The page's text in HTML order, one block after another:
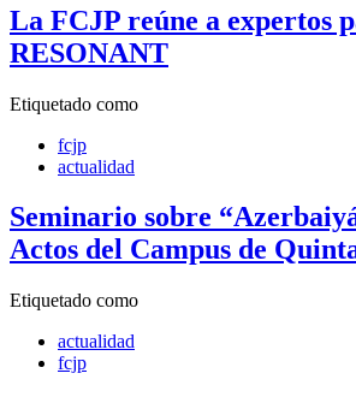
La FCJP reúne a expertos
RESONANT
Etiquetado como
fcjp
actualidad
Seminario sobre
Actos del Campus de
Etiquetado como
actualidad
fcjp